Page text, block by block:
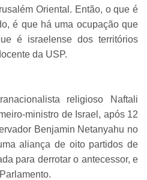
Oriental. Então, o que é
é que há uma ocupação que
é israelense dos territórios
da USP.
religioso Naftali
ministro de Israel, após 12
Benjamin Netanyahu no
aliança de oito partidos de
para derrotar o antecessor, e